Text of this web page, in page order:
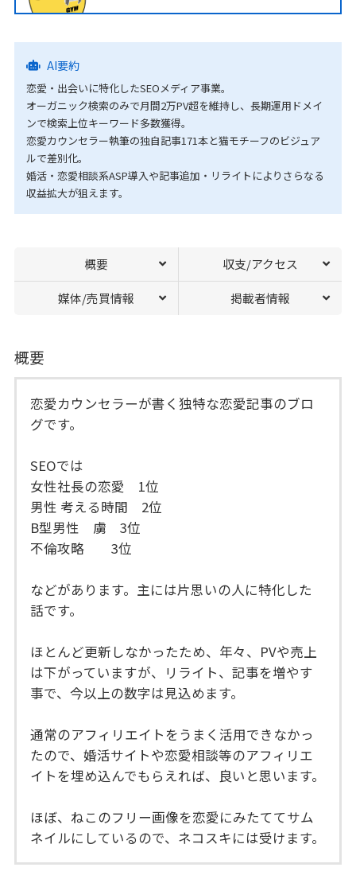
AI要約
恋愛・出会いに特化したSEOメディア事業。
オーガニック検索のみで月間2万PV超を維持し、長期運用ドメイ
ンで検索上位キーワード多数獲得。
恋愛カウンセラー執筆の独自記事171本と猫モチーフのビジュア
ルで差別化。
婚活・恋愛相談系ASP導入や記事追加・リライトによりさらなる
収益拡大が狙えます。
概要 収支/アクセス
媒体/売買情報 掲載者情報
概要
恋愛カウンセラーが書く独特な恋愛記事のブロ
グです。
SEOでは
女性社長の恋愛 1位
男性 考える時間 2位
B型男性 虜 3位
不倫攻略 3位
などがあります。主には片思いの人に特化した
話です。
ほとんど更新しなかったため、年々、PVや売上
は下がっていますが、リライト、記事を増やす
事で、今以上の数字は見込めます。
通常のアフィリエイトをうまく活用できなかっ
たので、婚活サイトや恋愛相談等のアフィリエ
イトを埋め込んでもらえれば、良いと思います。
ほぼ、ねこのフリー画像を恋愛にみたててサム
ネイルにしているので、ネコスキには受けます。